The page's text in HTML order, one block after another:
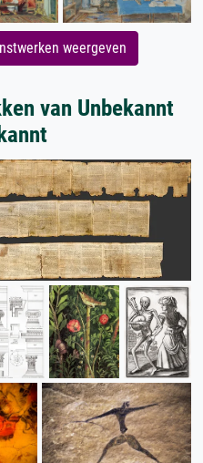
weergeven
van Unbekannt